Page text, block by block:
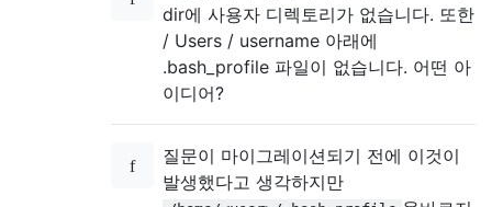
dir에 사용자 디렉토리가 없습니다. 또한
/ Users / username 아래에
.bash_profile 파일이 없습니다. 어떤 아
이디어?
질문이 마이그레이션되기 전에 이것이
발생했다고 생각하지만